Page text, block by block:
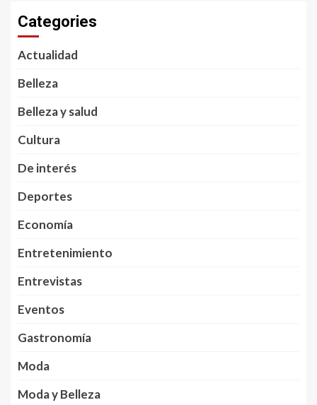
Categories
Actualidad
Belleza
Belleza y salud
Cultura
De interés
Deportes
Economía
Entretenimiento
Entrevistas
Eventos
Gastronomía
Moda
Moda y Belleza